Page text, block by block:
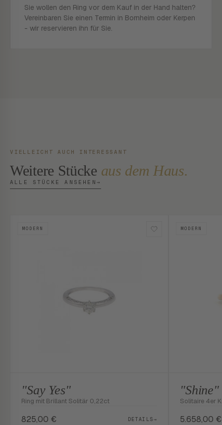
Sie wollen den Ring vor dem Kauf in der Hand halten?
Vereinbaren Sie einen Termin in Bornheim oder Kerpen
- wir reservieren ihn für Sie.
VIELLEICHT AUCH INTERESSANT
Weitere Stücke aus dem Haus.
ALLE STÜCKE ANSEHEN →
MODERN
"Say Yes"
Ring mit Brillant Solitär 0,22ct
825,00 € DETAILS→
MODERN
"Shine"
Solitaire 4er
5.658,00 €